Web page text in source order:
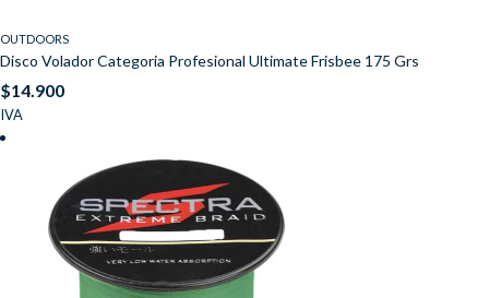
OUTDOORS
Disco Volador Categoria Profesional Ultimate Frisbee 175 Grs
$14.900
IVA